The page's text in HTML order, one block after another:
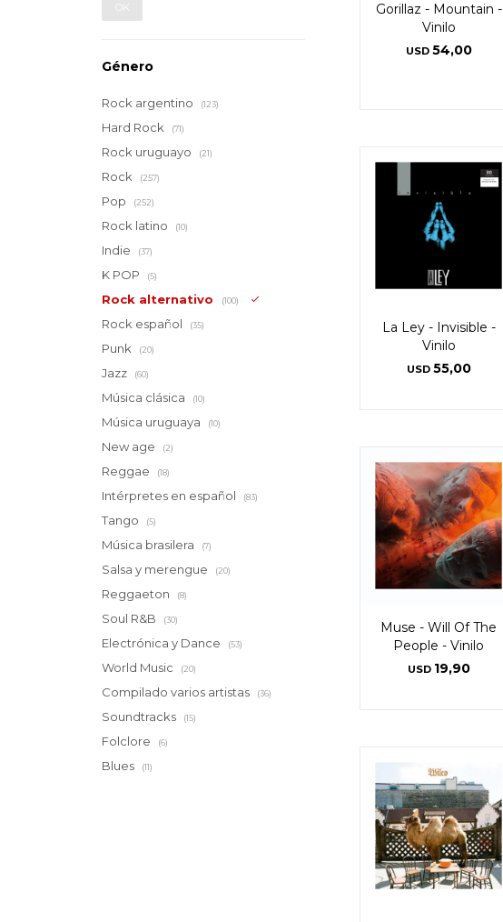
Gorillaz - Mountain -
Vinilo
USD 54,00
La Ley - Invisible -
Vinilo
USD 55,00
Muse - Will Of The
People - Vinilo
USD 19,90
OK
Género
Rock argentino (123)
Hard Rock (71)
Rock uruguayo (21)
Rock (257)
Pop (252)
Rock latino (10)
Indie (37)
K POP (5)
Rock alternativo (100)
Rock español (35)
Punk (20)
Jazz (60)
Música clásica (10)
Música uruguaya (10)
New age (2)
Reggae (18)
Intérpretes en español (83)
Tango (5)
Música brasilera (7)
Salsa y merengue (20)
Reggaeton (8)
Soul R&B (30)
Electrónica y Dance (53)
World Music (20)
Compilado varios artistas (36)
Soundtracks (15)
Folclore (6)
Blues (11)